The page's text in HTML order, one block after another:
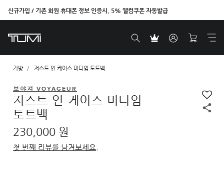
신규가입 / 기존 회원 휴대폰 정보 인증시, 5% 웰컴쿠폰 자동발급
벤트라 컬렉션을 온라인에서만 단독으로 만나보세요.
가방 저스트 인 케이스 미디엄 토트백
보야져 VOYAGEUR
저스트 인 케이스 미디엄
토트백
230,000 원
첫 번째 리뷰를 남겨보세요.